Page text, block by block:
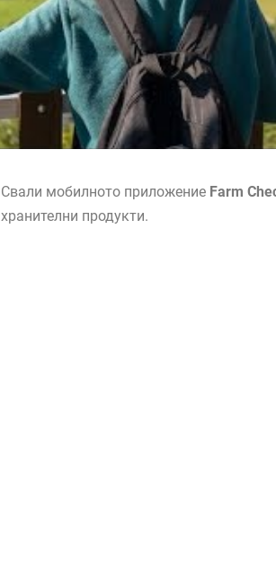
Свали мобилното приложение Farm
хранителни продукти.